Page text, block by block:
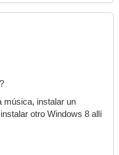
música, instalar un
otro Windows 8 allí